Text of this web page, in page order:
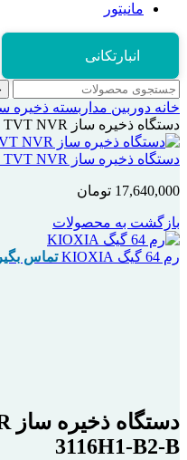
مانیتور
انبارتکانی
خانه دوربین مداربسته ذخیره
دستگاه ذخیره ساز TVT NVR مدل TD-3116H1-B2-B
دستگاه ذخیره ساز TVT NVR مدل TD-3016H1-B1
17,640,000 تومان
بازگشت به محصولات
رم 64 گیگ KIOXIA تماس
3116H1-B2-B